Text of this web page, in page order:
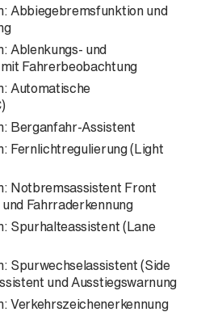
Abbiegebremsfunktion und
Ablenkungs- und
Fahrerbeobachtung
Automatische
Berganfahr-Assistent
Fernlichtregulierung (Light
Notbremsassistent Front
Fahrraderkennung
Spurhalteassistent (Lane
Spurwechselassistent (Side
und Ausstiegswarnung
Verkehrszeichenerkennung